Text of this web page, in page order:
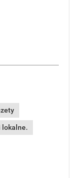
lokalne.